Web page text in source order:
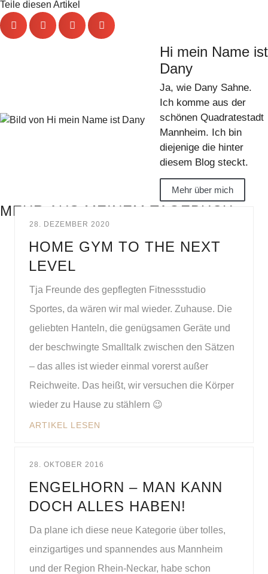
Teile diesen Artikel
Hi mein Name ist
Dany
Ja, wie Dany Sahne.
Ich komme aus der
schönen Quadratestadt
Mannheim. Ich bin
diejenige die hinter
diesem Blog steckt.
Mehr über mich
MEHR AUS MEINEM TAGEBUCH
28. DEZEMBER 2020
HOME GYM TO THE NEXT
LEVEL
Tja Freunde des gepflegten Fitnessstudio
Sportes, da wären wir mal wieder. Zuhause. Die
geliebten Hanteln, die genügsamen Geräte und
der beschwingte Smalltalk zwischen den Sätzen
– das alles ist wieder einmal vorerst außer
Reichweite. Das heißt, wir versuchen die Körper
wieder zu Hause zu stählern 😉
ARTIKEL LESEN
28. OKTOBER 2016
ENGELHORN – MAN KANN
DOCH ALLES HABEN!
Da plane ich diese neue Kategorie über tolles,
einzigartiges und spannendes aus Mannheim
und der Region Rhein-Neckar, habe schon